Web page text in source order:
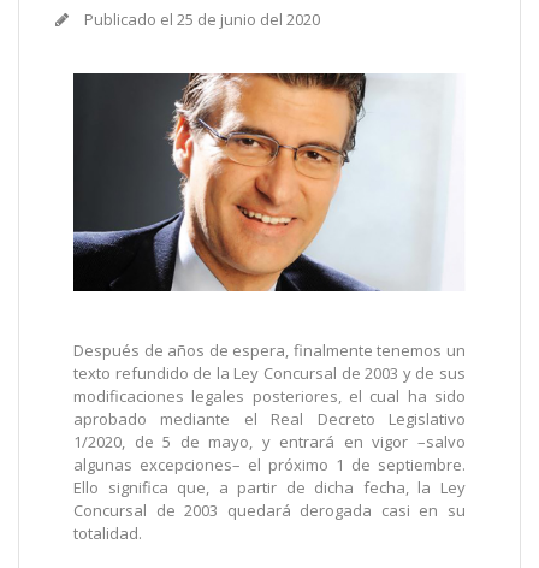
Publicado el 25 de junio del 2020
Después de años de espera, finalmente tenemos un
texto refundido de la Ley Concursal de 2003 y de sus
modificaciones legales posteriores, el cual ha sido
aprobado mediante el Real Decreto Legislativo
1/2020, de 5 de mayo, y entrará en vigor –salvo
algunas excepciones– el próximo 1 de septiembre.
Ello significa que, a partir de dicha fecha, la Ley
Concursal de 2003 quedará derogada casi en su
totalidad.